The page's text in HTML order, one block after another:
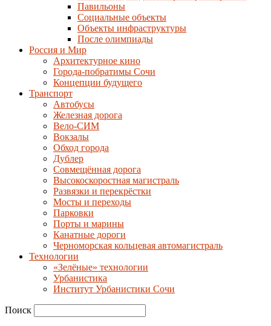
Павильоны
Социальные объекты
Объекты инфраструктуры
После олимпиады
Россия и Мир
Архитектурное кино
Города-побратимы Сочи
Концепции будущего
Транспорт
Автобусы
Железная дорога
Вело-СИМ
Вокзалы
Обход города
Дублер
Совмещённая дорога
Высокоскоростная магистраль
Развязки и перекрёстки
Мосты и переходы
Парковки
Порты и марины
Канатные дороги
Черноморская кольцевая автомагистраль
Технологии
«Зелёные» технологии
Урбанистика
Институт Урбанистики Сочи
Поиск